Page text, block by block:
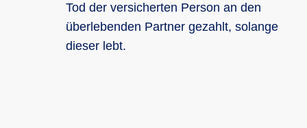
Tod der versicherten Person an den
überlebenden Partner gezahlt, solange
dieser lebt.